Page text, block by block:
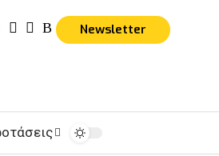
Newsletter